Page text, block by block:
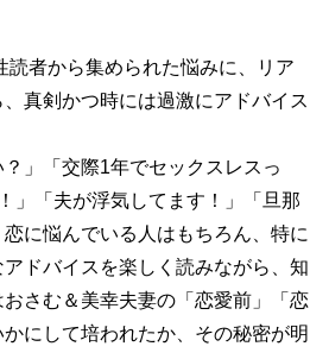
者から集められた悩みに、リア
真剣かつ時には過激にアドバイス
」「交際1年でセックスレスっ
」「夫が浮気してます！」「旦那
に悩んでいる人はもちろん、特に
ドバイスを楽しく読みながら、知
さむ＆美幸夫妻の「恋愛前」「恋
にして培われたか、その秘密が明